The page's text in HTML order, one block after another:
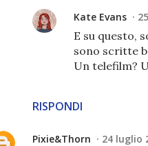
RISPONDI
Kate Evans
E su questo,
sono scritte
Un telefilm?
Pixie&Thorn 24 luglio